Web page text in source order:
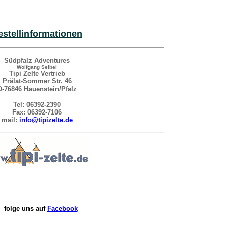
nformationen
Südpfalz Adventures
Wolfgang Seibel
Tipi Zelte Vertrieb
Prälat-Sommer Str. 46
76846 Hauenstein/Pfalz
Tel: 06392-2390
Fax: 06392-7106
mail: info@tipizelte.de
folge uns auf Facebook